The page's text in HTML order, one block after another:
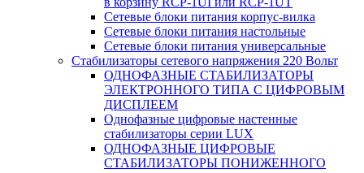
Сетевые блоки питания корпус-вилка
Сетевые блоки питания настольные
Сетевые блоки питания универсальные
Стабилизаторы сетевого напряжения 220 Вольт
ОДНОФАЗНЫЕ СТАБИЛИЗАТОРЫ
ЭЛЕКТРОННОГО ТИПА С ЦИФРОВЫМ
ДИСПЛЕЕМ
Однофазные цифровые настенные
стабилизаторы серии LUX
ОДНОФАЗНЫЕ ЦИФРОВЫЕ
СТАБИЛИЗАТОРЫ ПОНИЖЕННОГО